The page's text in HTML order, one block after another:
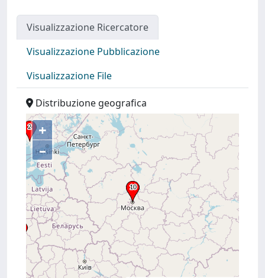
Visualizzazione Ricercatore
Visualizzazione Pubblicazione
Visualizzazione File
Distribuzione geografica
+
–